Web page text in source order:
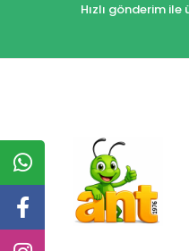
Hızlı gönderim ile